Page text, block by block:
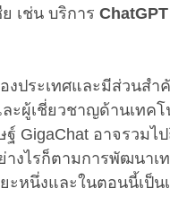
เช่น บริการ ChatGPT
งประเทศและมีส่วนสำ
ะผู้เชี่ยวชาญด้านเทค
GigaChat อาจรวมไ
างไรก็ตามการพัฒนาเ
ะหนึ่งและในตอนนี้เป็น